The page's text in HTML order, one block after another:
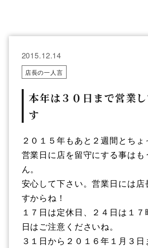
2015.12.14
店長の一人言
本年は３０日まで営業
す
２０１５年もあと２週間とち
営業日に店を留守にする事はも
ん。
安心して下さい。営業日には店
すからね！
１７日は定休日、２４日は１
日はご注意くださいね。
３１日から２０１６年１月３日